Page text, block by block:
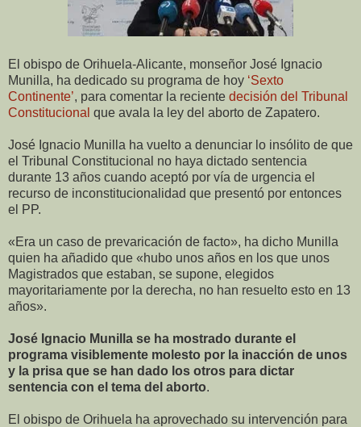
El obispo de Orihuela-Alicante, monseñor José Ignacio
Munilla, ha dedicado su programa de hoy ‘Sexto
Continente’, para comentar la reciente decisión del Tribunal
Constitucional que avala la ley del aborto de Zapatero.
José Ignacio Munilla ha vuelto a denunciar lo insólito de que
el Tribunal Constitucional no haya dictado sentencia
durante 13 años cuando aceptó por vía de urgencia el
recurso de inconstitucionalidad que presentó por entonces
el PP.
«Era un caso de prevaricación de facto», ha dicho Munilla
quien ha añadido que «hubo unos años en los que unos
Magistrados que estaban, se supone, elegidos
mayoritariamente por la derecha, no han resuelto esto en 13
años».
José Ignacio Munilla se ha mostrado durante el
programa visiblemente molesto por la inacción de unos
y la prisa que se han dado los otros para dictar
sentencia con el tema del aborto.
El obispo de Orihuela ha aprovechado su intervención para